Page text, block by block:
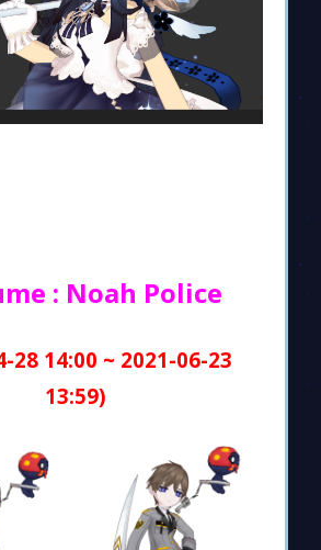
: Noah Police
28 14:00 ~ 2021-06-23
13:59)